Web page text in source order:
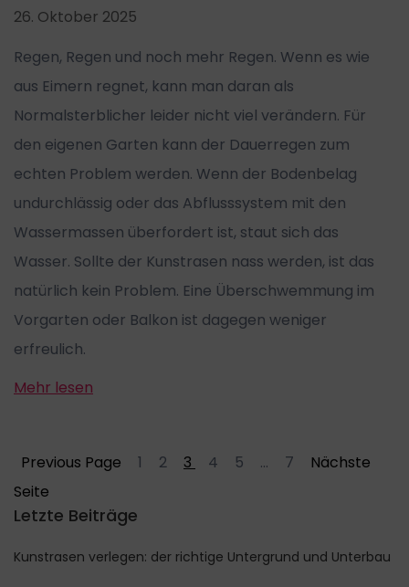
26. Oktober 2025
Regen, Regen und noch mehr Regen. Wenn es wie
aus Eimern regnet, kann man daran als
Normalsterblicher leider nicht viel verändern. Für
den eigenen Garten kann der Dauerregen zum
echten Problem werden. Wenn der Bodenbelag
undurchlässig oder das Abflusssystem mit den
Wassermassen überfordert ist, staut sich das
Wasser. Sollte der Kunstrasen nass werden, ist das
natürlich kein Problem. Eine Überschwemmung im
Vorgarten oder Balkon ist dagegen weniger
erfreulich.
Mehr lesen
Previous Page 1 2 3 4 5 ... 7
Nächste
Seite
Letzte Beiträge
Kunstrasen verlegen: der richtige Untergrund und Unterbau